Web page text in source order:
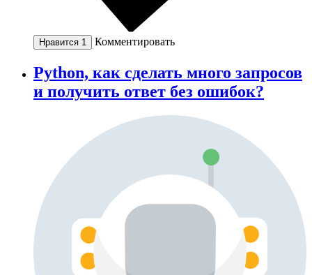
Нравится 1 Комментировать
Python, как сделать много запросов
и получить ответ без ошибок?